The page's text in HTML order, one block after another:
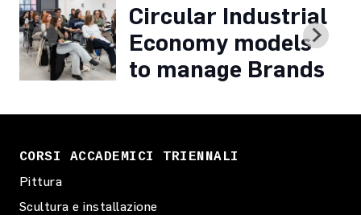
Circular Industrial
Economy models
to manage Brands
CORSI ACCADEMICI TRIENNALI
Pittura
Scultura e installazione